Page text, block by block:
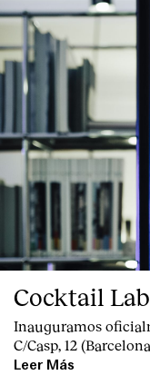
Cocktail
Inauguramos
C/Casp, 12
Leer Más